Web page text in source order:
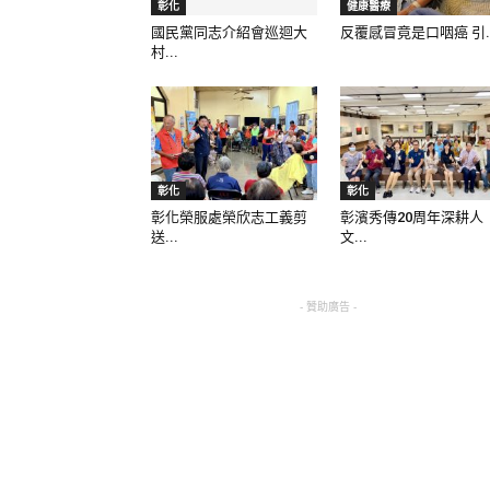
彰化
國民黨同志介紹會巡迴大
村...
健康醫療
反覆感冒竟是口咽癌 引
彰化
彰化榮服處榮欣志工義剪
送...
彰化
彰濱秀傳20周年深耕人
文...
- 贊助廣告 -